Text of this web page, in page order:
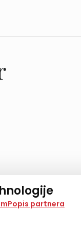
kolačiće i slične
te prikazujemo
Popis partnera